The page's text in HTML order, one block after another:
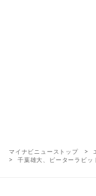
マイナビニューストップ
千葉雄大、ピーターラビ